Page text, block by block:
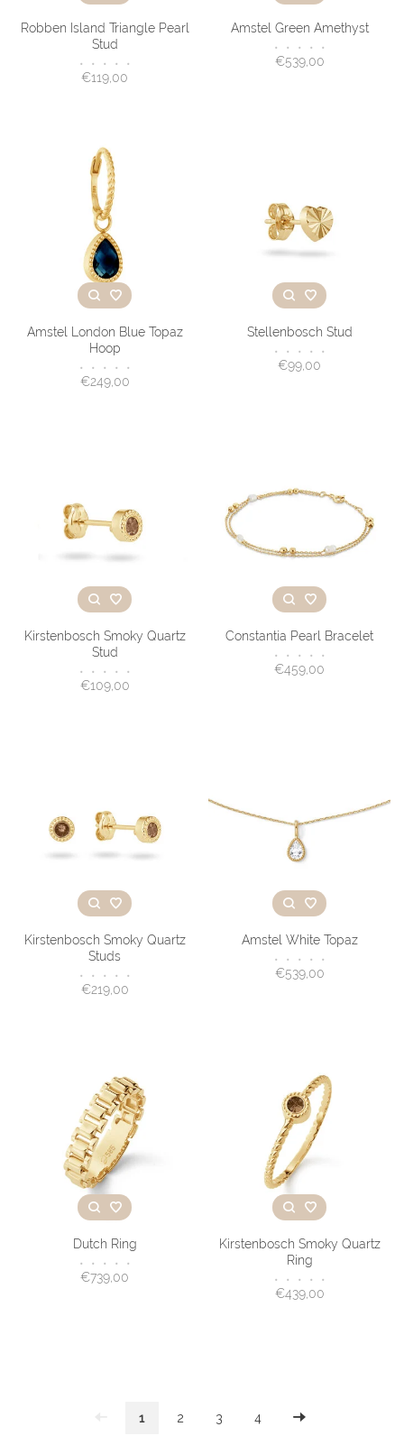
Robben Island Triangle Pearl
Stud
• • • • •
€119,00
Amstel Green Amethyst
• • • • •
€539,00
Amstel London Blue Topaz
Hoop
• • • • •
€249,00
Stellenbosch Stud
• • • • •
€99,00
Kirstenbosch Smoky Quartz
Stud
• • • • •
€109,00
Constantia Pearl Bracelet
• • • • •
€459,00
Kirstenbosch Smoky Quartz
Studs
• • • • •
€219,00
Amstel White Topaz
• • • • •
€539,00
Dutch Ring
• • • • •
€739,00
Kirstenbosch Smoky Quartz
Ring
• • • • •
€439,00
1 2 3 4